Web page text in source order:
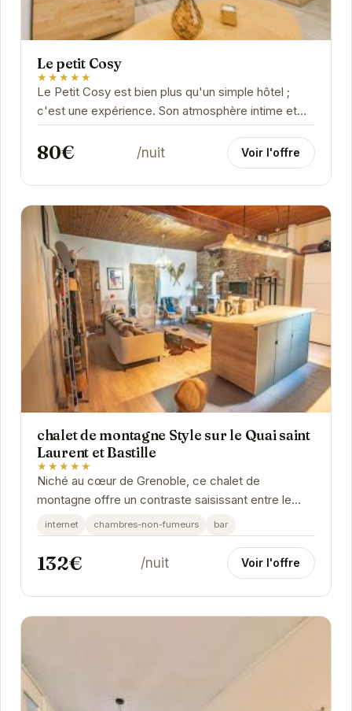
Le petit Cosy
★★★★★
Le Petit Cosy est bien plus qu'un simple hôtel ;
c'est une expérience. Son atmosphère intime et
son décor soigné créent un sentiment de...
80€ /nuit Voir l'offre
chalet de montagne Style sur le Quai saint
Laurent et Bastille
★★★★★
Niché au cœur de Grenoble, ce chalet de
montagne offre un contraste saisissant entre le
charme rustique et le dynamisme urbain. Son
emplacement...
internet chambres-non-fumeurs bar
132€ /nuit Voir l'offre